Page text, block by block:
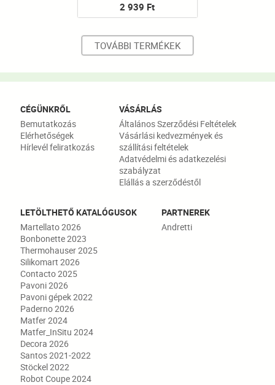
2 939 Ft
TOVÁBBI TERMÉKEK
CÉGÜNKRŐL
Bemutatkozás
Elérhetőségek
Hírlevél feliratkozás
VÁSÁRLÁS
Általános Szerződési Feltételek
Vásárlási kedvezmények és
szállítási feltételek
Adatvédelmi és adatkezelési
szabályzat
Elállás a szerződéstől
LETÖLTHETŐ KATALÓGUSOK
Martellato 2026
Bonbonette 2023
Thermohauser 2025
Silikomart 2026
Contacto 2025
Pavoni 2026
Pavoni gépek 2022
Paderno 2026
Matfer 2024
Matfer_InSitu 2024
Decora 2026
Santos 2021-2022
Stöckel 2022
Robot Coupe 2024
PARTNEREK
Andretti